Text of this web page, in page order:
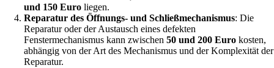
und 150 Euro liegen.
Reparatur des Öffnungs- und Schließmechanismus: Die
Reparatur oder der Austausch eines defekten
Fenstermechanismus kann zwischen50 und 200 Euro kosten,
abhängig von der Art des Mechanismus und der Komplexität der
Reparatur.